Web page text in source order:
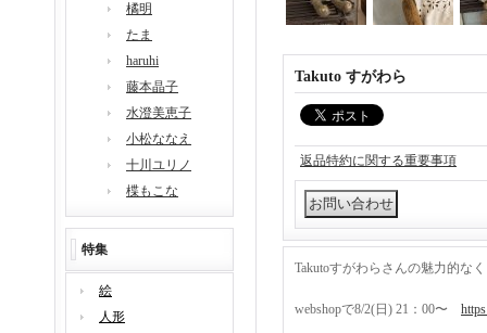
橘明
たま
haruhi
藤本晶子
水澄美恵子
小松ななえ
十川ユリノ
楪もこな
特集
絵
人形
Takuto すがわら
返品特約に関する重要事項
Takutoすがわらさんの魅力的な
webshopで8/2(日) 21：00〜